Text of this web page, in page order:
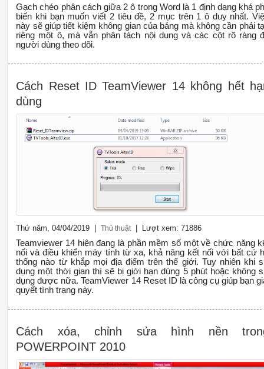
Gạch chéo phân cách giữa 2 ô trong Word là 1 định dạng khá
biến khi bạn muốn viết 2 tiêu đề, 2 mục trên 1 ô duy nhất.
này sẽ giúp tiết kiệm không gian của bảng mà không cần phải
riêng một ô, mà vẫn phân tách nội dung và các cột rõ ràng
người dùng theo dõi.
Cách Reset ID TeamViewer 14 không hết
dùng
Thứ năm, 04/04/2019 |Thủ thuật | Lượt xem: 71886
Teamviewer 14 hiện đang là phần mềm số một về chức năng
nối và điều khiển máy tính từ xa, khả năng kết nối với bất cứ
thống nào từ khắp mọi địa điểm trên thế giới. Tuy nhiên khi
dụng một thời gian thì sẽ bị giới hạn dùng 5 phút hoặc không
dụng được nữa. TeamViewer 14 Reset ID là công cụ giúp bạn
quyết tình trạng này.
Cách xóa, chỉnh sửa hình nền
POWERPOINT 2010